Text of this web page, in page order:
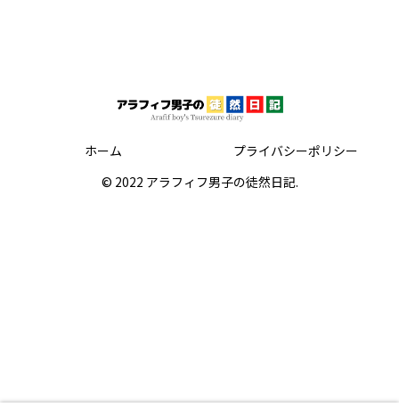
ホーム
プライバシーポリシー
© 2022 アラフィフ男子の徒然日記.